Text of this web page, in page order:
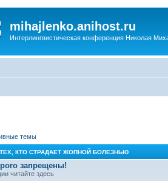
mihajlenko.anihost.ru
Интерлингвистическая конференция Николая
темы
КТО СТРАДАЕТ ЖОПНОЙ БОЛЕЗНЬЮ
запрещены!
читайте здесь